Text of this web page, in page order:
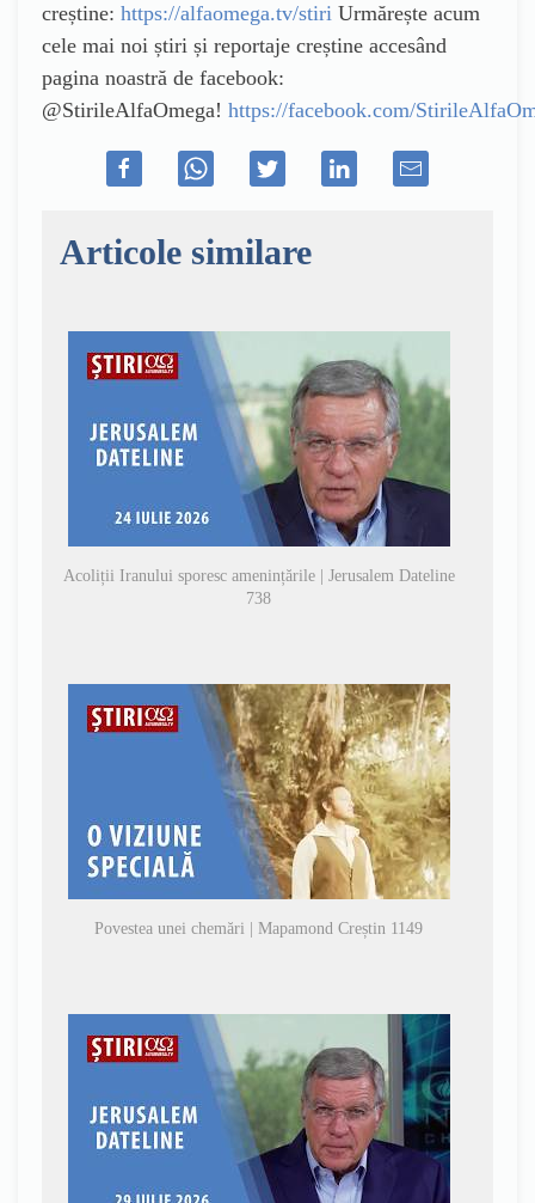
creștine: https://alfaomega.tv/stiri Urmărește acum
cele mai noi știri și reportaje creștine accesând
pagina noastră de facebook:
@StirileAlfaOmega! https://facebook.com/
Articole similare
Acoliții Iranului sporesc amenințările | Jerusalem Dateline
738
Povestea unei chemări | Mapamond Creștin 1149